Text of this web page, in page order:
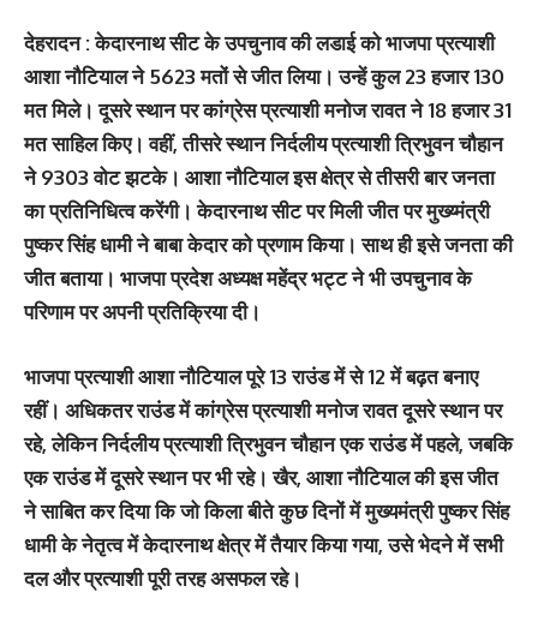
देहरादन : केदारनाथ सीट के उपचुनाव की लडाई को भाजपा प्रत्याशी
आशा नौटियाल ने 5623 मतों से जीत लिया। उन्हें कुल 23 हजार 130
मत मिले। दूसरे स्थान पर कांग्रेस प्रत्याशी मनोज रावत ने 18 हजार 31
मत साहिल किए। वहीं, तीसरे स्थान निर्दलीय प्रत्याशी त्रिभुवन चौहान
ने 9303 वोट झटके। आशा नौटियाल इस क्षेत्र से तीसरी बार जनता
का प्रतिनिधित्व करेंगी। केदारनाथ सीट पर मिली जीत पर मुख्य्मंत्री
पुष्कर सिंह धामी ने बाबा केदार को प्रणाम किया। साथ ही इसे जनता की
जीत बताया। भाजपा प्रदेश अध्यक्ष महेंद्र भट्ट ने भी उपचुनाव के
परिणाम पर अपनी प्रतिक्रिया दी।
भाजपा प्रत्याशी आशा नौटियाल पूरे 13 राउंड में से 12 में बढ़त बनाए
रहीं। अधिकतर राउंड में कांग्रेस प्रत्याशी मनोज रावत दूसरे स्थान पर
रहे, लेकिन निर्दलीय प्रत्याशी त्रिभुवन चौहान एक राउंड में पहले, जबकि
एक राउंड में दूसरे स्थान पर भी रहे। खैर, आशा नौटियाल की इस जीत
ने साबित कर दिया कि जो किला बीते कुछ दिनों में मुख्यमंत्री पुष्कर सिंह
धामी के नेतृत्व में केदारनाथ क्षेत्र में तैयार किया गया, उसे भेदने में सभी
दल और प्रत्याशी पूरी तरह असफल रहे।